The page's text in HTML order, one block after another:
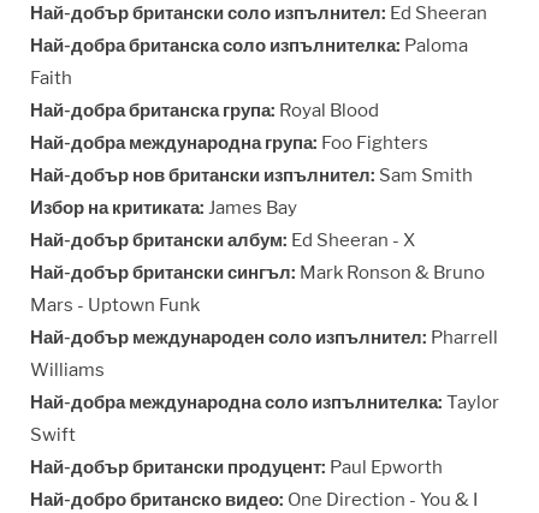
Най-добър британски соло изпълнител: Ed Sheeran
Най-добра британска соло изпълнителка: Paloma
Faith
Най-добра британска група: Royal Blood
Най-добра международна група: Foo Fighters
Най-добър нов британски изпълнител: Sam Smith
Избор на критиката: James Bay
Най-добър британски албум: Ed Sheeran - X
Най-добър британски сингъл: Mark Ronson & Bruno
Mars - Uptown Funk
Най-добър международен соло изпълнител: Pharrell
Williams
Най-добра международна соло изпълнителка: Taylor
Swift
Най-добър британски продуцент: Paul Epworth
Най-добро британско видео: One Direction - You & I